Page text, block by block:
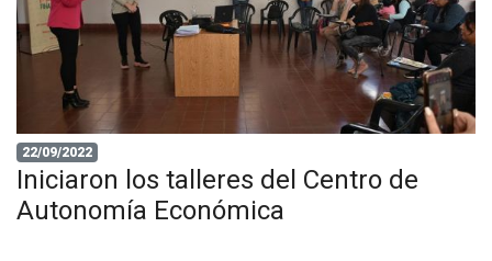
22/09/2022
Iniciaron los talleres del Centro de
Autonomía Económica